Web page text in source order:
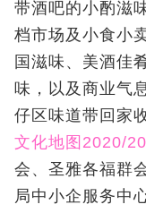
带酒吧的小酌滋
档市场及小食小
国滋味、美酒佳
味，以及商业气
仔区味道带回家
文化地图2020/
会、圣雅各福群
局中小企服务中